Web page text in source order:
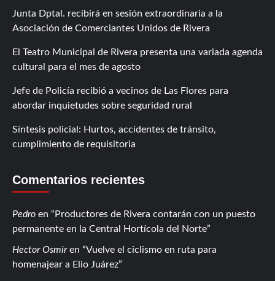
Junta Dptal. recibirá en sesión extraordinaria a la
Asociación de Comerciantes Unidos de Rivera
El Teatro Municipal de Rivera presenta una variada agenda
cultural para el mes de agosto
Jefe de Policía recibió a vecinos de Las Flores para
abordar inquietudes sobre seguridad rural
Síntesis policial: Hurtos, accidentes de tránsito,
cumplimiento de requisitoria
Comentarios recientes
Pedro en
Productores de Rivera contarán con un puesto
permanente en la Central Hortícola del Norte
Hector Osmiren
Vuelve el ciclismo en ruta para
homenajear a Elio Juárez